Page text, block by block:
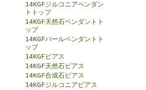
14KGFジルコニアペンダン
トトップ
14KGF天然石ペンダントト
ップ
14KGFパールペンダントト
ップ
14KGFピアス
14KGF天然石ピアス
14KGF合成石ピアス
14KGFジルコニアピアス